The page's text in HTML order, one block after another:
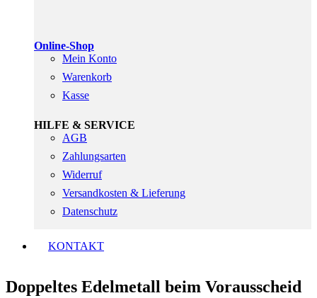
Online-Shop
Mein Konto
Warenkorb
Kasse
HILFE & SERVICE
AGB
Zahlungsarten
Widerruf
Versandkosten & Lieferung
Datenschutz
KONTAKT
Doppeltes Edelmetall beim Vorausscheid